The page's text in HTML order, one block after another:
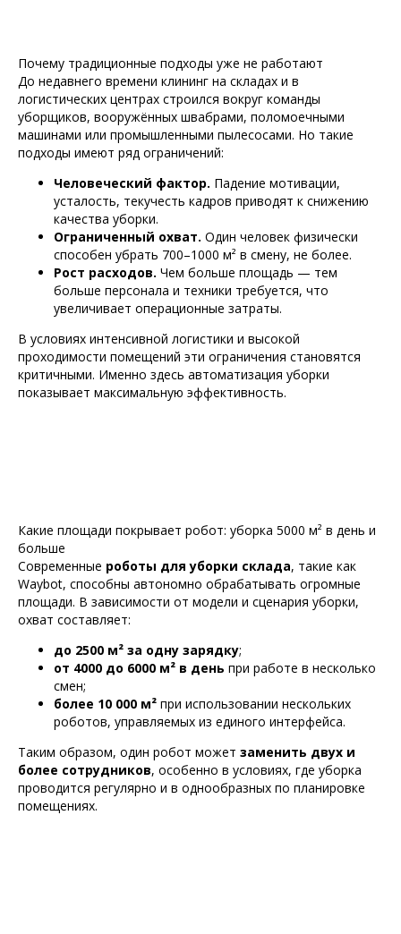
Почему традиционные подходы уже не работают
До недавнего времени клининг на складах и в
логистических центрах строился вокруг команды
уборщиков, вооружённых швабрами, поломоечными
машинами или промышленными пылесосами. Но такие
подходы имеют ряд ограничений:
Человеческий фактор. Падение мотивации,
усталость, текучесть кадров приводят к снижению
качества уборки.
Ограниченный охват. Один человек физически
способен убрать 700–1000 м² в смену, не более.
Рост расходов. Чем больше площадь — тем
больше персонала и техники требуется, что
увеличивает операционные затраты.
В условиях интенсивной логистики и высокой
проходимости помещений эти ограничения становятся
критичными. Именно здесь автоматизация уборки
показывает максимальную эффективность.
Какие площади покрывает робот: уборка 5000 м² в день и
больше
Современные роботы для уборки склада, такие как
Waybot, способны автономно обрабатывать огромные
площади. В зависимости от модели и сценария уборки,
охват составляет:
до 2500 м² за одну зарядку;
от 4000 до 6000 м² в день при работе в несколько
смен;
более 10 000 м² при использовании нескольких
роботов, управляемых из единого интерфейса.
Таким образом, один робот может заменить двух и
более сотрудников, особенно в условиях, где уборка
проводится регулярно и в однообразных по планировке
помещениях.